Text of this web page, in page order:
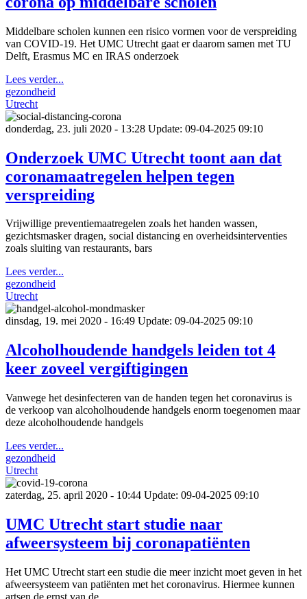
Middelbare scholen kunnen een risico vormen voor de verspreiding
van COVID-19. Het UMC Utrecht gaat er daarom samen met TU
Delft, Erasmus MC en IRAS onderzoek
Lees verder...
gezondheid
Utrecht
donderdag, 23. juli 2020 - 13:28 Update: 09-04-2025 09:10
Onderzoek UMC Utrecht toont aan dat
coronamaatregelen helpen tegen
verspreiding
Vrijwillige preventiemaatregelen zoals het handen wassen,
gezichtsmasker dragen, social distancing en overheidsinterventies
zoals sluiting van restaurants, bars
Lees verder...
gezondheid
Utrecht
dinsdag, 19. mei 2020 - 16:49 Update: 09-04-2025 09:10
Alcoholhoudende handgels leiden tot 4
keer zoveel vergiftigingen
Vanwege het desinfecteren van de handen tegen het coronavirus is
de verkoop van alcoholhoudende handgels enorm toegenomen maar
deze alcoholhoudende handgels
Lees verder...
gezondheid
Utrecht
zaterdag, 25. april 2020 - 10:44 Update: 09-04-2025 09:10
UMC Utrecht start studie naar
afweersysteem bij coronapatiënten
Het UMC Utrecht start een studie die meer inzicht moet geven in het
afweersysteem van patiënten met het coronavirus. Hiermee kunnen
artsen de ernst van de